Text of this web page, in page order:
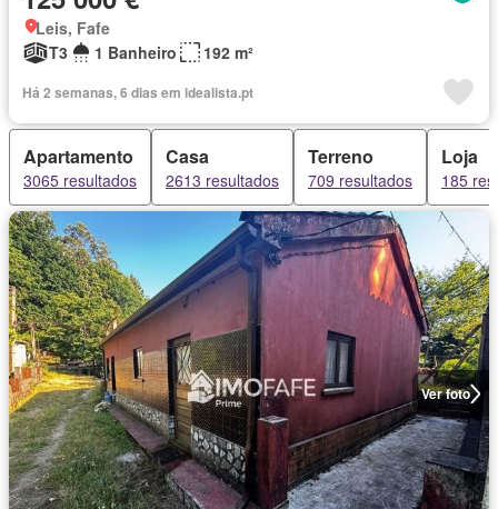
Leis, Fafe
T3
1 Banheiro 192 m²
Há 2 semanas, 6 dias em idealista.pt
Apartamento
3065 resultados
Casa
2613 resultados
Terreno
709 resultados
Loja
185
Ver foto